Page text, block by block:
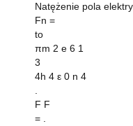
Natężenie pola
Fn =
to
πm 2 e 6 1
3
4h 4 ε 0 n 4
F F
= .